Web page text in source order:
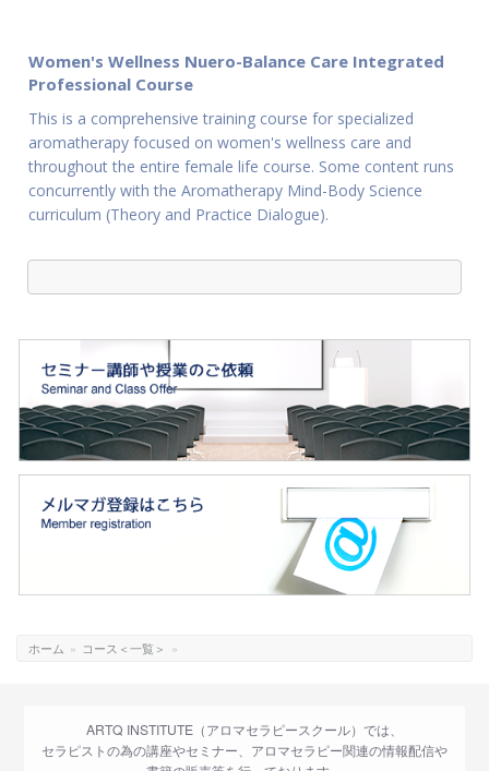
Women's Wellness Nuero-Balance Care Integrated
Professional Course
This is a comprehensive training course for specialized
aromatherapy focused on women's wellness care and
throughout the entire female life course. Some content runs
concurrently with the Aromatherapy Mind-Body Science
curriculum (Theory and Practice Dialogue).
ホーム » コース＜一覧＞ »
ARTQ INSTITUTE（アロマセラピースクール）では、
セラピストの為の講座やセミナー、アロマセラピー関連の情報配信や